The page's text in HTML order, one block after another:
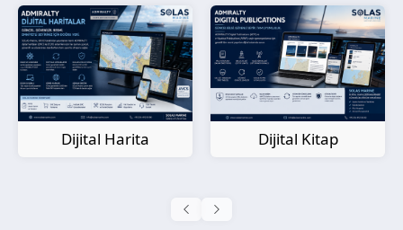
Dijital Kitap
Kağıt Harita